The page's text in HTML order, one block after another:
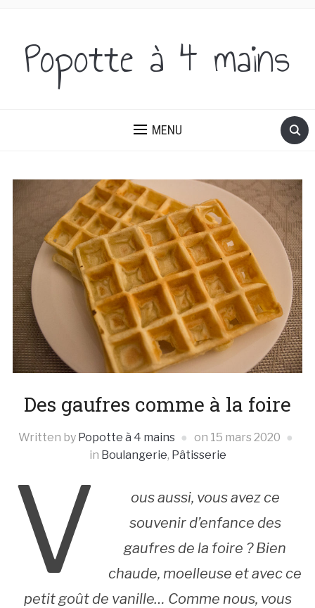
Popotte à 4 mains
DES IDÉES SUCRÉES ET SALÉES, DU PETIT-DÉJEUNER AU
MENU
Des gaufres comme à la foire
Written by Popotte à 4 mains on 15 mars 2020
in Boulangerie, Pâtisserie
V
ous aussi, vous avez ce
souvenir d’enfance des
gaufres de la foire ? Bien
chaude, moelleuse et avec ce
petit goût de vanille… Comme nous, vous